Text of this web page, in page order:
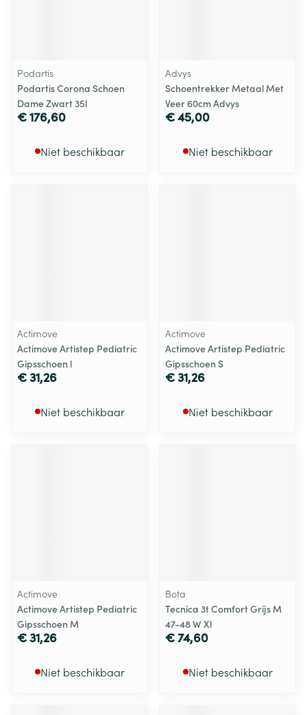
Podartis
Podartis Corona Schoen
Dame Zwart 35l
€ 176,60
Niet beschikbaar
Advys
Schoentrekker Metaal Met
Veer 60cm Advys
€ 45,00
Niet beschikbaar
Actimove
Actimove Artistep Pediatric
Gipsschoen l
€ 31,26
Niet beschikbaar
Actimove
Actimove Artistep Pediatric
Gipsschoen S
€ 31,26
Niet beschikbaar
Actimove
Actimove Artistep Pediatric
Gipsschoen M
€ 31,26
Niet beschikbaar
Bota
Tecnica 3t Comfort Grijs M
47-48 W Xl
€ 74,60
Niet beschikbaar